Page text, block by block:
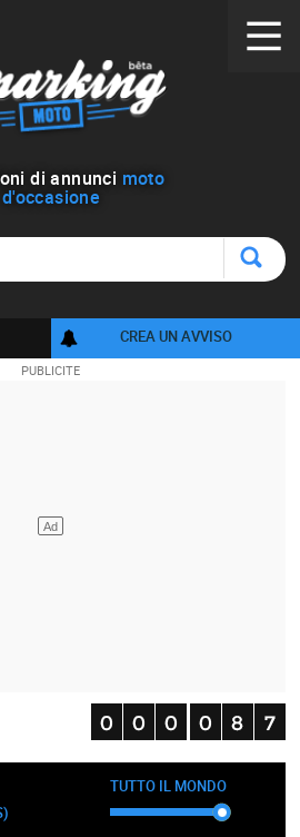
di annunci moto
d'occasione
CREA UN AVVISO
TUTTO IL MONDO